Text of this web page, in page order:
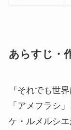
あらすじ・
『それでも世
「アメフラシ
ケ・ルメルシ